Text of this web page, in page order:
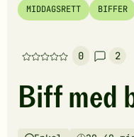
MIDDAGSRETT BIFFER
0
Denne
har
foreløpig
2
Biff med